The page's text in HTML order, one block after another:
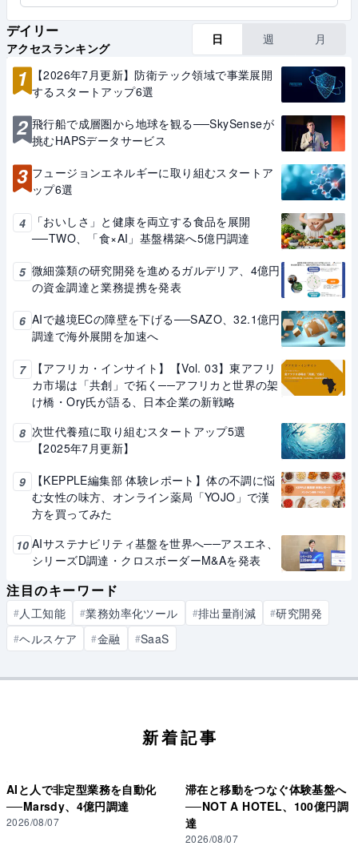
デイリー
アクセスランキング
日 週 月
1
【2026年7月更新】防衛テック領域で事業展開
するスタートアップ6選
2 飛行船で成層圏から地球を観る──SkySenseが
挑むHAPSデータサービス
3 フュージョンエネルギーに取り組むスタートア
ップ6選
4
「おいしさ」と健康を両立する食品を展開
──TWO、「食×AI」基盤構築へ5億円調達
5 微細藻類の研究開発を進めるガルデリア、4億円
の資金調達と業務提携を発表
6 AIで越境ECの障壁を下げる──SAZO、32.1億円
調達で海外展開を加速へ
7
【アフリカ・インサイト】【Vol. 03】東アフリ
カ市場は「共創」で拓く──アフリカと世界の架
け橋・Ory氏が語る、日本企業の新戦略
8 次世代養殖に取り組むスタートアップ5選
【2025年7月更新】
9
【KEPPLE編集部 体験レポート】体の不調に悩
む女性の味方、オンライン薬局「YOJO」で漢
方を買ってみた
10 AIサステナビリティ基盤を世界へ──アスエネ、
シリーズD調達・クロスボーダーM&Aを発表
注目のキーワード
#人工知能 #業務効率化ツール #排出量削減 #研究開発
#ヘルスケア #金融 #SaaS
新着記事
AIと人で非定型業務を自動化
──Marsdy、4億円調達
2026/08/07
滞在と移動をつなぐ体験基盤へ
──NOT A HOTEL、100億円調
達
2026/08/07